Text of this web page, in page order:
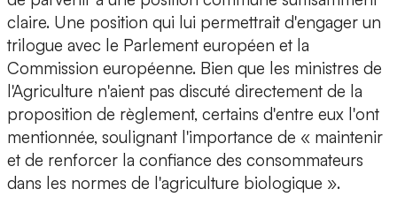
claire. Une position qui lui permettrait d'engager un
trilogue avec le Parlement européen et la
Commission européenne. Bien que les ministres de
l'Agriculture n'aient pas discuté directement de la
proposition de règlement, certains d'entre eux l'ont
mentionnée, soulignant l'importance de « maintenir
et de renforcer la confiance des consommateurs
dans les normes de l'agriculture biologique ».